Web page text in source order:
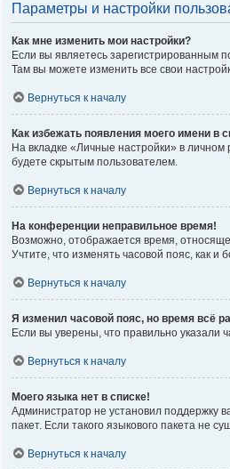
Параметры и настройки
Как мне изменить мои настройки?
Если вы являетесь зарегистрированным
Там вы можете изменить все свои
Вернуться к началу
Как избежать появления моего имени в
На вкладке «Личные настройки» в
будете скрытым пользователем.
Вернуться к началу
На конференции неправильное время!
Возможно, отображается время,
Учтите, что изменять часовой пояс, как и
Вернуться к началу
Я изменил часовой пояс, но время всё
Если вы уверены, что правильно указали
Вернуться к началу
Моего языка нет в списке!
Администратор не установил поддержку
пакет. Если такого языкового пакета не
Вернуться к началу